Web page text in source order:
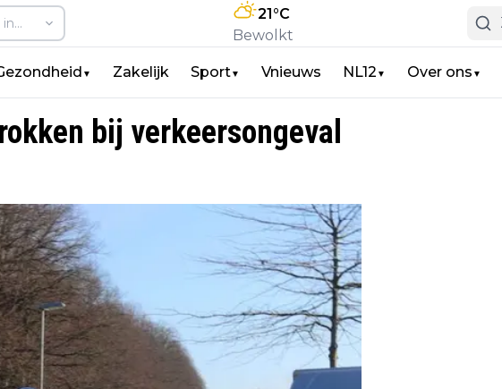
21°C
Bewolkt
▼ Zakelijk Sport▼ Vnieuws NL12 ▼ Over ons ▼
bij verkeersongeval